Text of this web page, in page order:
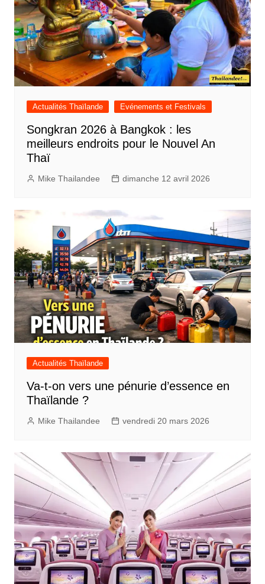
Actualités Thaïlande Evénements et Festivals
Songkran 2026 à Bangkok : les
meilleurs endroits pour le Nouvel An
Thaï
Mike Thailandee dimanche 12 avril 2026
Actualités Thaïlande
Va-t-on vers une pénurie d’essence en
Thaïlande ?
Mike Thailandee vendredi 20 mars 2026